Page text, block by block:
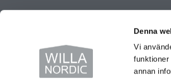
Denna
Vi
annan